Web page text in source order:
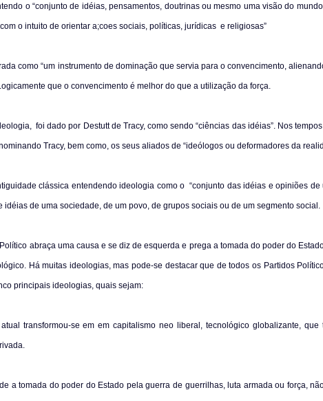
o “conjunto de idéias, pensamentos, doutrinas ou mesmo uma visão do
o intuito de orientar a;coes sociais, políticas, jurídicas e religiosas”
como “um instrumento de dominação que servia para o convencimento,
que o convencimento é melhor do que a utilização da força.
foi dado por Destutt de Tracy, como sendo “ciências das idéias”. Nos
Tracy, bem como, os seus aliados de “ideólogos ou deformadores da
clássica entendendo ideologia como o “conjunto das idéias e opiniões
de uma sociedade, de um povo, de grupos sociais ou de um segmento social.
abraça uma causa e se diz de esquerda e prega a tomada do poder do
Há muitas ideologias, mas pode-se destacar que de todos os Partidos
principais ideologias, quais sejam:
transformou-se em em capitalismo neo liberal, tecnológico globalizante,
a tomada do poder do Estado pela guerra de guerrilhas, luta armada ou força,